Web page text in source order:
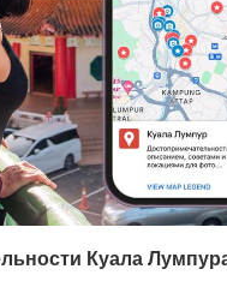
Куала